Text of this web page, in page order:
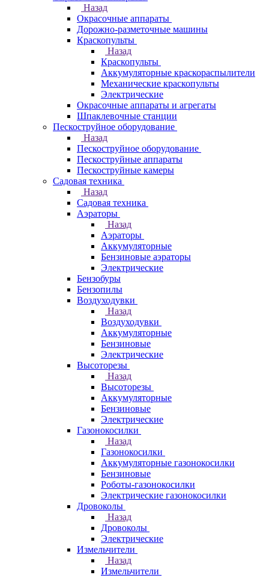
Назад
Окрасочные аппараты
Дорожно-разметочные машины
Краскопульты
Назад
Краскопульты
Аккумуляторные краскораспылители
Механические краскопульты
Электрические
Окрасочные аппараты и агрегаты
Шпаклевочные станции
Пескоструйное оборудование
Назад
Пескоструйное оборудование
Пескоструйные аппараты
Пескоструйные камеры
Садовая техника
Назад
Садовая техника
Аэраторы
Назад
Аэраторы
Аккумуляторные
Бензиновые аэраторы
Электрические
Бензобуры
Бензопилы
Воздуходувки
Назад
Воздуходувки
Аккумуляторные
Бензиновые
Электрические
Высоторезы
Назад
Высоторезы
Аккумуляторные
Бензиновые
Электрические
Газонокосилки
Назад
Газонокосилки
Аккумуляторные газонокосилки
Бензиновые
Роботы-газонокосилки
Электрические газонокосилки
Дровоколы
Назад
Дровоколы
Электрические
Измельчители
Назад
Измельчители